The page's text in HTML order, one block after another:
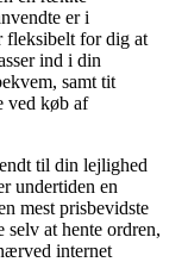
er i
fleksibelt for dig at
ind i din
samt tit
ved køb af
til din lejlighed
undertiden en
mest prisbevidste
at hente ordren,
internet